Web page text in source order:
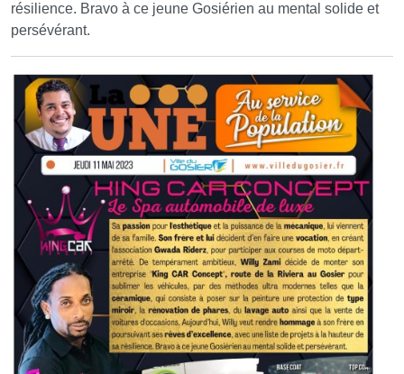
résilience. Bravo à ce jeune Gosiérien au mental solide et
persévérant.